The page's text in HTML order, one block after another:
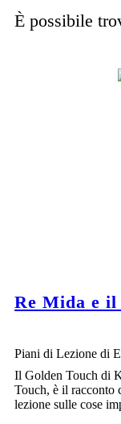
È possibile
Re Mida e
Piani di Lezione di
Il Golden Touch di
Touch, è il racconto
lezione sulle cose